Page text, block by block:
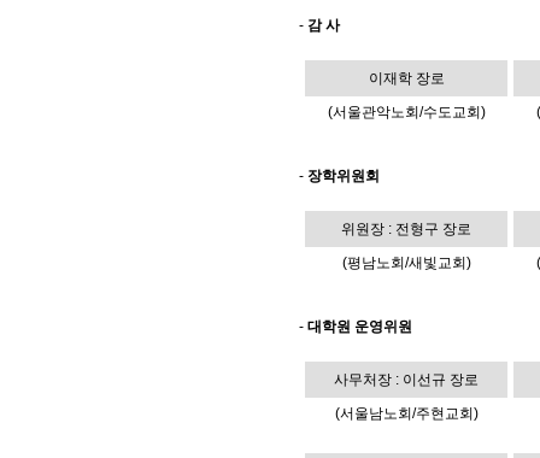
- 감 사
이재학 장로
(서울관악노회/수도교회)
- 장학위원회
위원장 : 전형구 장로
(평남노회/새빛교회)
- 대학원 운영위원
사무처장 : 이선규 장로
(서울남노회/주현교회)